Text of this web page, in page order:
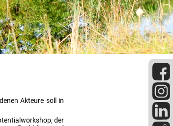
Akteure soll in
der